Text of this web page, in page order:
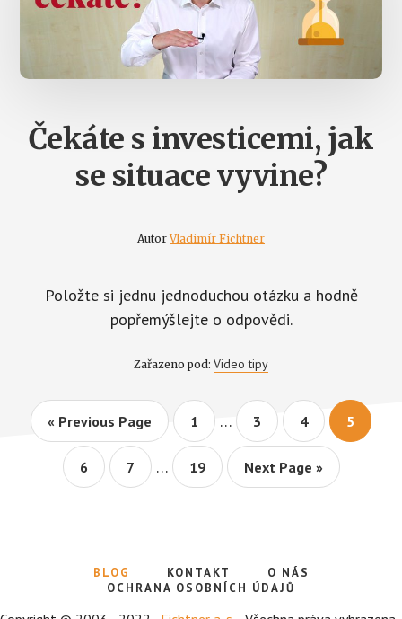
Čekáte s investicemi, jak
se situace vyvine?
AutorVladimír Fichtner
Položte si jednu jednoduchou otázku a hodně
popřemýšlejte o odpovědi.
Zařazeno pod: Video tipy
« Go
Previous Page Page
1
Interim
pages
omitted
… Page
3 Page
4 Page
5
Page
6 Page
7
Interim
pages
… Page
19
Go
Next Page »
BLOG KONTAKT
O NÁS
OCHRANA OSOBNÍCH ÚDAJŮ